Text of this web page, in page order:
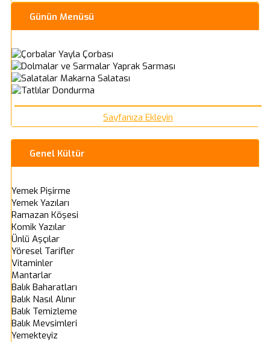
Günün Menüsü
Yayla Çorbası
Yaprak Sarması
Makarna Salatası
Dondurma
Sayfanıza Ekleyin
Genel Kültür
Yemek Pişirme
Yemek Yazıları
Ramazan Köşesi
Komik Yazılar
Ünlü Aşçılar
Yöresel Tarifler
Vitaminler
Mantarlar
Balık Baharatları
Balık Nasıl Alınır
Balık Temizleme
Balık Mevsimleri
Yemekteyiz